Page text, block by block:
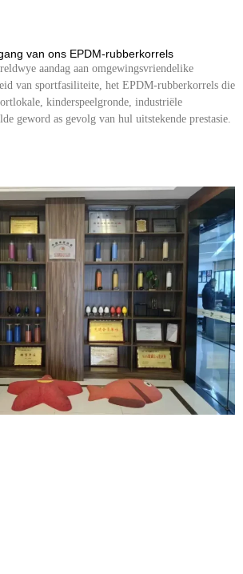
van ons EPDM-rubberkorrels
aandag aan omgewingsvriendelike
van sportfasiliteite, het EPDM-rubberkorrels die
kinderspeelgronde, industriële
geword as gevolg van hul uitstekende prestasie.